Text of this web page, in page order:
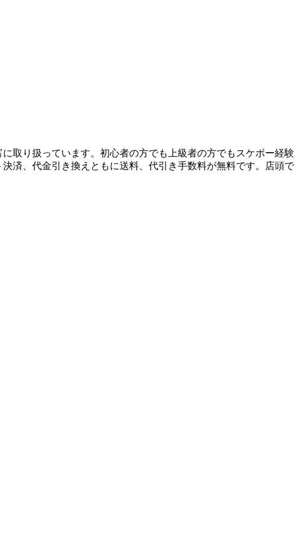
取り扱っています。初心者の方でも上級者の方でもスケボー経験
済、代金引き換えともに送料、代引き手数料が無料です。店頭で